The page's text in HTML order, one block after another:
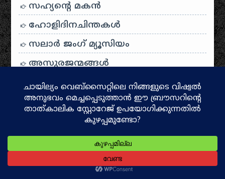
സഹ്യന്റെ മകൻ
ഹോളിദിനചിന്തകൾ
സലാർ ജംഗ് മ്യൂസിയം
അസുരജന്മങ്ങൾ
February
മൗല അലി
GOLCONDA FORT Hyderabad
ഗൊൽക്കൊണ്ട ഫോർട്ട്